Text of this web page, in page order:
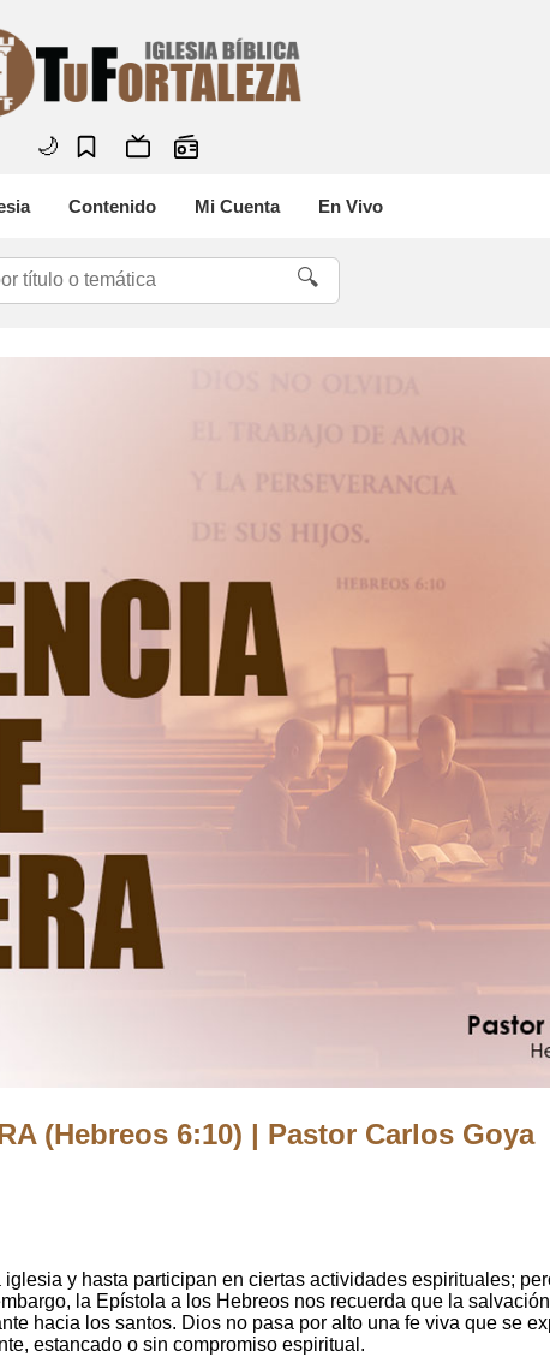
🌙
Contenido Mi Cuenta En Vivo
🔍
(Hebreos 6:10) | Pastor Carlos Goya
y hasta participan en ciertas actividades espirituales;
la Epístola a los Hebreos nos recuerda que la
hacia los santos. Dios no pasa por alto una fe viva que se
estancado o sin compromiso espiritual.